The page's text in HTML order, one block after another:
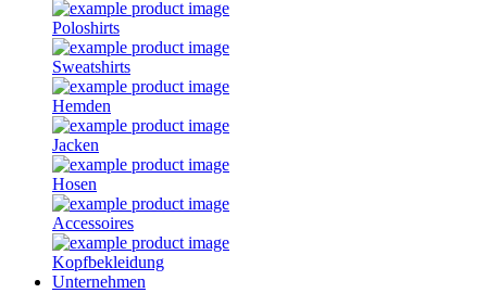
Poloshirts
Sweatshirts
Hemden
Jacken
Hosen
Accessoires
Kopfbekleidung
Unternehmen